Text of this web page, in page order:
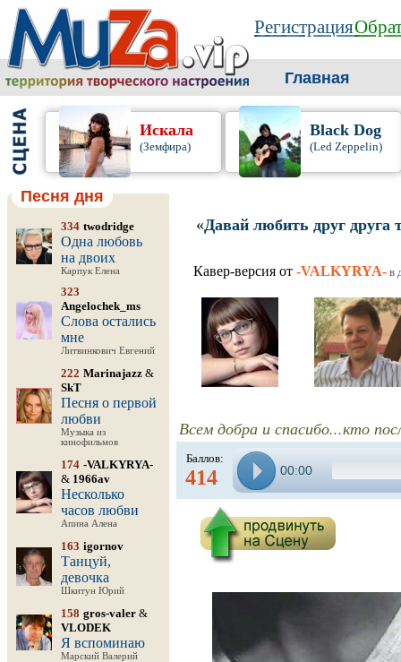
Регистрация
Главная
Искала
(Земфира)
Black Dog
(Led Zeppelin)
Песня дня
334 twodridge
Одна любовь
на двоих
Карпук Елена
323
Angelochek_ms
Слова остались
мне
Литвинкович Евгений
222 Marinajazz &
SkT
Песня о первой
любви
Музыка из
кинофильмов
174 -VALKYRYA-
& 1966av
Несколько
часов любви
Апина Алена
163 igornov
Танцуй,
девочка
Шкитун Юрий
158 gros-valer &
VLODEK
Я вспоминаю
Марский Валерий
«Давай любить друг друга
Кавер-версия от -VALKYRYA- в
Всем добра и спасибо...кто
Баллов:
414 00:00